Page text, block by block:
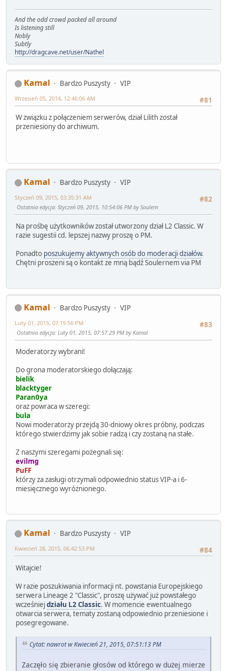
And the odd crowd packed all around
Is listening still
Nobly
Subtly
http://dragcave.net/user/Nathel
Kamal Bardzo Puszysty
VIP
#81
Wrzesień 05, 2014, 12:46:06 AM
W związku z połączeniem serwerów, dział Lilith został
przeniesiony do archiwum.
Kamal Bardzo Puszysty
VIP
#82
Styczeń 09, 2015, 03:35:31 AM
Ostatnia edycja: Styczeń 09, 2015, 10:54:06 PM by Soulern
Na prośbę użytkowników został utworzony dział L2 Classic. W
razie sugestii cd. lepszej nazwy proszę o PM.
Ponadto poszukujemy aktywnych osób do moderacji działów.
Chętni proszeni są o kontakt ze mną bądź Soulernem via PM
Kamal Bardzo Puszysty
VIP
#83
Luty 01, 2015, 07:19:56 PM
Ostatnia edycja: Luty 01, 2015, 07:57:29 PM by Kamal
Moderatorzy wybrani!
Do grona moderatorskiego dołączają:
bielik
blacktyger
Paran0ya
oraz powraca w szeregi:
bula
Nowi moderatorzy przejdą 30-dniowy okres próbny, podczas
którego stwierdzimy jak sobie radzą i czy zostaną na stałe.
Z naszymi szeregami pożegnali się:
evilmg
PuFF
którzy za zasługi otrzymali odpowiednio status VIP-a i 6-
miesięcznego wyróżnionego.
Kamal Bardzo Puszysty
VIP
#84
Kwiecień 28, 2015, 06:42:53 PM
Witajcie!
W razie poszukiwania informacji nt. powstania Europejskiego
serwera Lineage 2 "Classic", proszę używać już powstałego
wcześniejdziału L2 Classic. W momencie ewentualnego
otwarcia serwera, tematy zostaną odpowiednio przeniesione i
posegregowane.
Cytat: nawrot w Kwiecień 21, 2015, 07:51:13 PM
Zaczęło się zbieranie głosów od którego w dużej mierze